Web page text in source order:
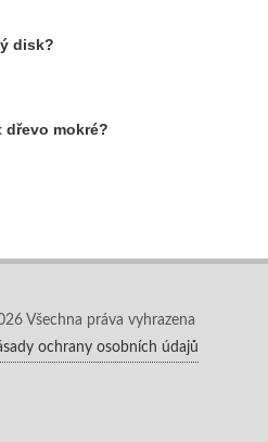
disk?
dřevo mokré?
Všechna práva vyhrazena
ochrany osobních údajů